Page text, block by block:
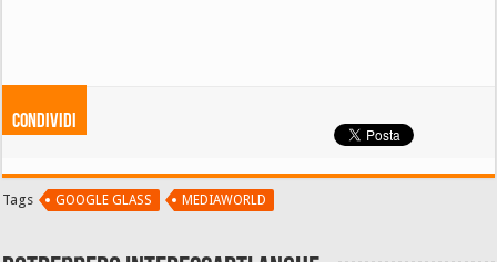
Condividi
Tags GOOGLE GLASS MEDIAWORLD